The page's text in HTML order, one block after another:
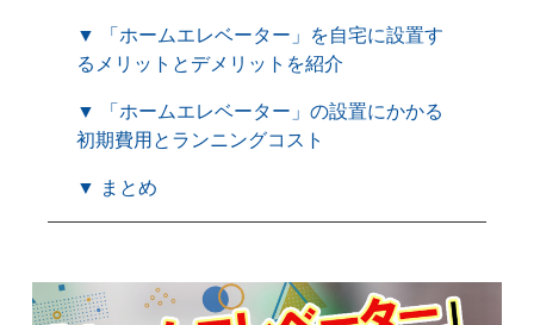
▼ 「ホームエレベーター」を自宅に設置す
るメリットとデメリットを紹介
▼ 「ホームエレベーター」の設置にかかる
初期費用とランニングコスト
▼ まとめ